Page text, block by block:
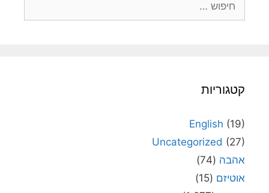
קטגוריות
English (19)
Uncategorized (27)
אהבה (74)
אוטיזם (15)